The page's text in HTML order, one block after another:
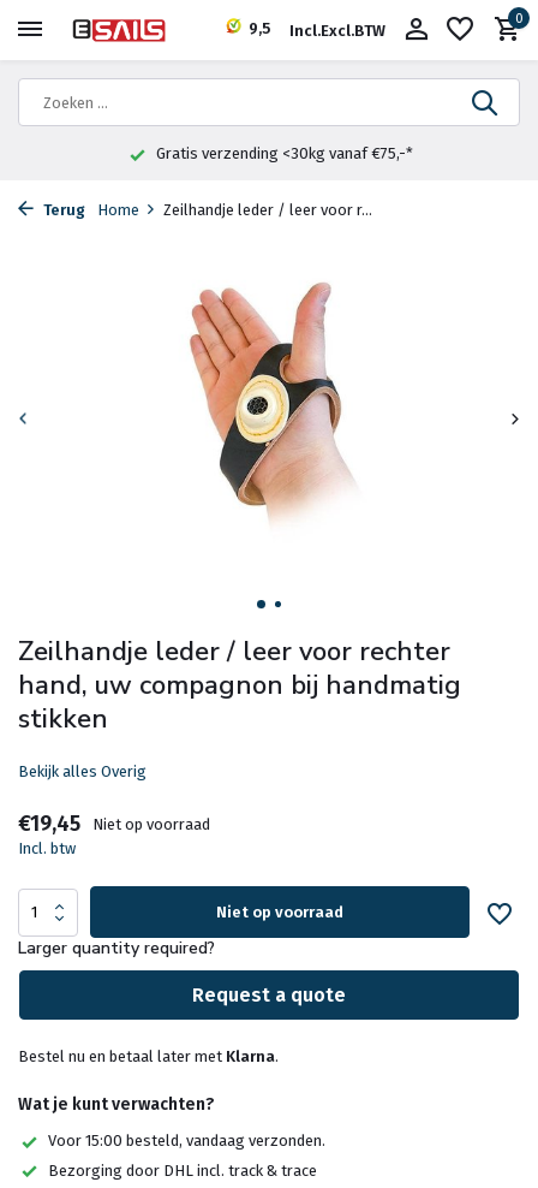
9,5 Incl.Excl.BTW
0
Gratis verzending <30kg vanaf €75,-*
Terug Home Zeilhandje leder / leer voor r...
Zeilhandje leder / leer voor rechter
hand, uw compagnon bij handmatig
stikken
Bekijk alles Overig
€19,45
Niet op voorraad
Incl. btw
Niet op voorraad
Larger quantity required?
Request a quote
Bestel nu en betaal later met Klarna.
Wat je kunt verwachten?
Voor 15:00 besteld, vandaag verzonden.
Bezorging door DHL incl. track & trace